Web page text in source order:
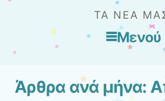
ΤΑ ΝΈΑ
Μενού
Μετάβαση στο περιεχόμενο
Άρθρα ανά μήνα: